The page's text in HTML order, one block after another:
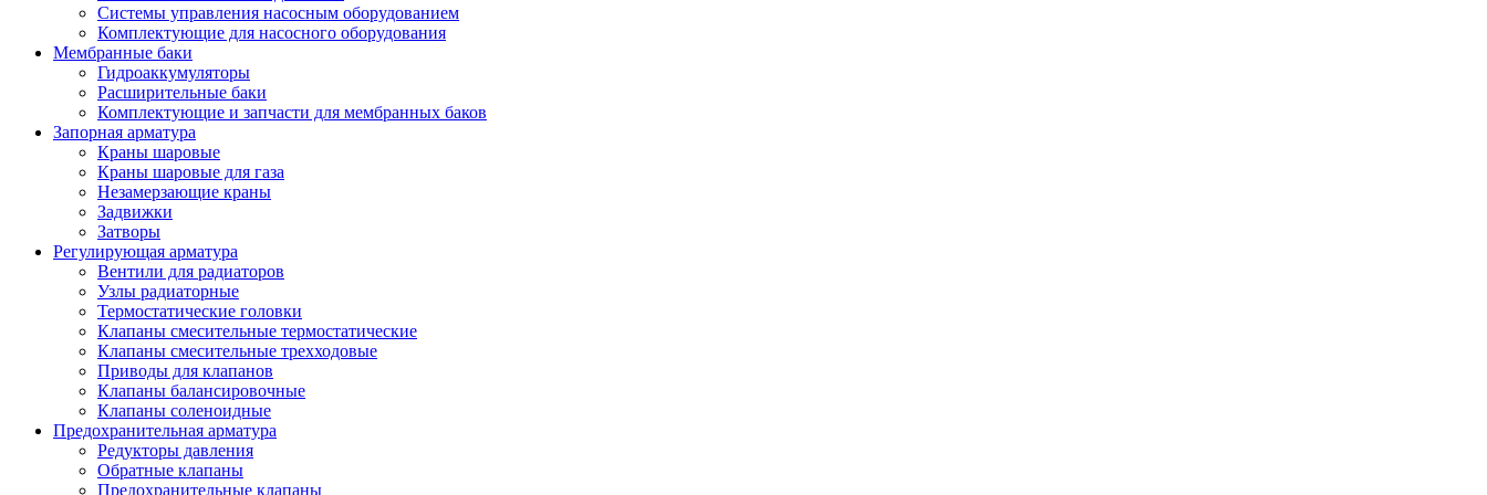
Системы управления насосным оборудованием
Комплектующие для насосного оборудования
Мембранные баки
Гидроаккумуляторы
Расширительные баки
Комплектующие и запчасти для мембранных баков
Запорная арматура
Краны шаровые
Краны шаровые для газа
Незамерзающие краны
Задвижки
Затворы
Регулирующая арматура
Вентили для радиаторов
Узлы радиаторные
Термостатические головки
Клапаны смесительные термостатические
Клапаны смесительные трехходовые
Приводы для клапанов
Клапаны балансировочные
Клапаны соленоидные
Предохранительная арматура
Редукторы давления
Обратные клапаны
Предохранительные клапаны